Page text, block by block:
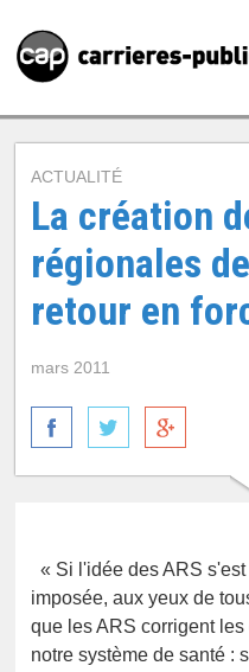
ACTUALITÉ
La création
régionales
retour en
mars 2011
« Si l'idée des ARS
imposée, aux yeux de
que les ARS corrigent
notre système de santé :